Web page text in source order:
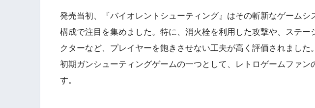
発売当初、『バイオレントシューティング』はその斬新なゲームシ
構成で注目を集めました。特に、消火栓を利用した攻撃や、ステー
クターなど、プレイヤーを飽きさせない工夫が高く評価されました
初期ガンシューティングゲームの一つとして、レトロゲームファン
す。
Wii・人気記事